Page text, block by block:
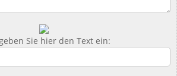
Sie hier den Text ein: